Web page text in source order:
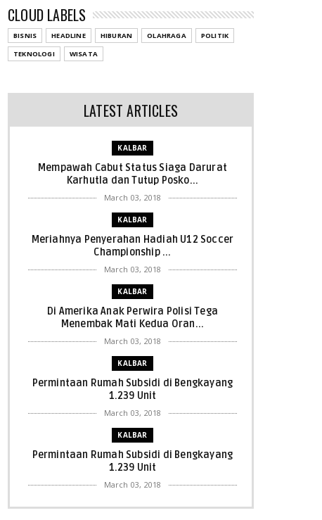
CLOUD LABELS
BISNIS HEADLINE HIBURAN OLAHRAGA
POLITIK
TEKNOLOGI
WISATA
LATEST ARTICLES
KALBAR
Mempawah Cabut Status Siaga Darurat
Karhutla dan Tutup Posko...
March 03, 2018
KALBAR
Meriahnya Penyerahan Hadiah U12 Soccer
Championship ...
March 03, 2018
KALBAR
Di Amerika Anak Perwira Polisi Tega
Menembak Mati Kedua Oran...
March 03, 2018
KALBAR
Permintaan Rumah Subsidi di Bengkayang
1.239 Unit
March 03, 2018
KALBAR
Permintaan Rumah Subsidi di Bengkayang
1.239 Unit
March 03, 2018
KALBAR